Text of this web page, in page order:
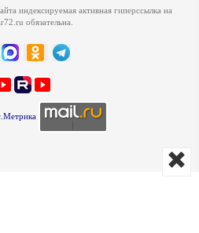
индексируемая активная гиперссылка на
обязательна.